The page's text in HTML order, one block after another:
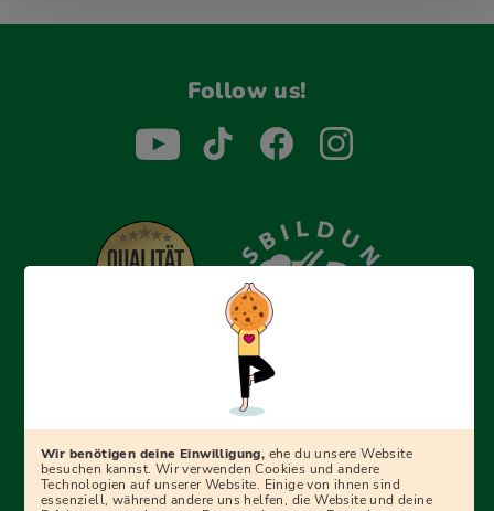
Follow us!
Erfolgreich bewerben mit Ausbildungspark: Wir
begleiten dich Schritt für Schritt bei deinem Start in den
Ratgebern und Prüfungspaketen, interaktiven
Videokursen und vielem mehr. Für alle, die was werden
Wir benötigen deine Einwilligung, ehe du unsere Website
besuchen kannst. Wir verwenden Cookies und andere
Technologien auf unserer Website. Einige von ihnen sind
essenziell, während andere uns helfen, die Website und deine